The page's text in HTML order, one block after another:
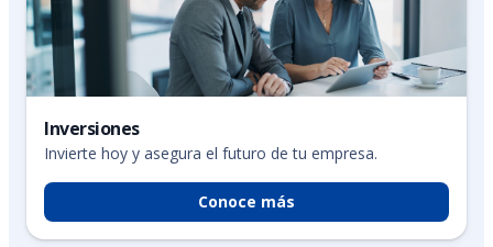
Inversiones
Invierte hoy y asegura el futuro de tu empresa.
Conoce más